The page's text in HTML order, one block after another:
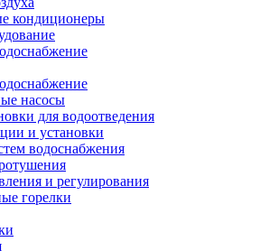
кондиционеры
насосы
для водоотведения
и установки
водоснабжения
и регулирования
горелки